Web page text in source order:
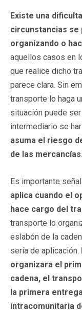
Existe una
circunstancias se
organizando o
aquellos casos en
que realice dicho
parece clara. Sin
transporte lo haga
situación puede
intermediario se
asuma el riesgo
de las mercancías.
Es importante
aplica cuando el
hace cargo del
transporte lo
eslabón de la
sería de aplicación.
organizara el
cadena, el
la primera
intracomunitaria